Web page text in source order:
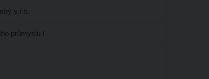
s.r.o.
průmyslu I